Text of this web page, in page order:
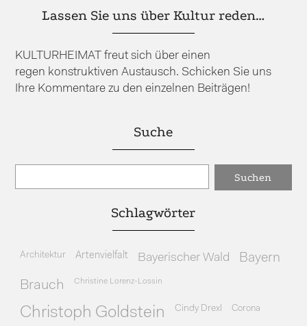
Lassen Sie uns über Kultur reden…
KULTURHEIMAT freut sich über einen
regen konstruktiven Austausch. Schicken Sie uns
Ihre Kommentare zu den einzelnen Beiträgen!
Suche
Schlagwörter
Architektur Artenvielfalt Bayerischer Wald Bayern
Brauch Christine Lorenz-Lossin
Christoph Goldstein Cindy Drexl Corona